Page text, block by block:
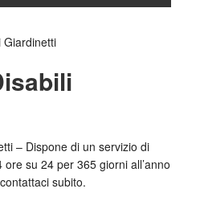
Giardinetti
– Dispone di un servizio di
su 24 per 365 giorni all’anno
subito.